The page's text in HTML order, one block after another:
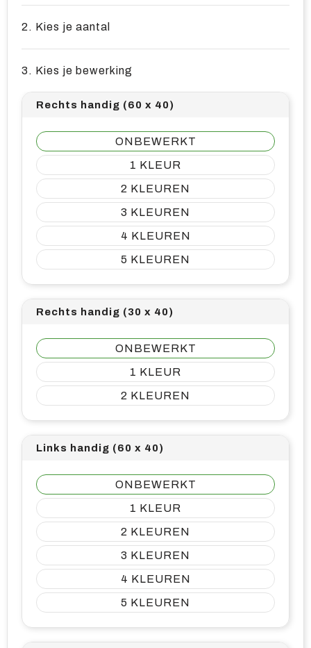
2. Kies je aantal
3. Kies je bewerking
Rechts handig (60 x 40)
ONBEWERKT
1
2
3
4
5
Rechts handig (30 x 40)
ONBEWERKT
1
2
Links handig (60 x 40)
ONBEWERKT
1
2
3
4
5